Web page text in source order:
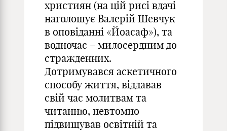
християн (на цій рисі вдачі
наголошує Валерій Шевчук
в оповіданні «Йоасаф»), та
водночас – милосердним до
стражденних.
Дотримувався аскетичного
способу життя, віддавав
свій час молитвам та
читанню, невтомно
підвищував освітній та